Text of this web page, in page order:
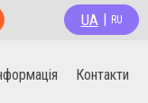
UA RU
Контакти